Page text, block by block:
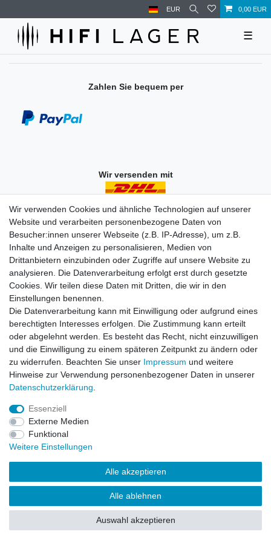
EUR 0,00 EUR
☰
Zahlen Sie bequem per
Wir versenden mit
Einkaufen
Zahlungsarten
Versandarten & -kosten
Widerrufsrecht
Warenkorb
Zur Kasse
Vertrag widerrufen
Mein Konto
Registrieren
Login
Unternehmen
Datenschutzerklärung
AGB
Wir verwenden Cookies und ähnliche Technologien auf unserer
Website und verarbeiten personenbezogene Daten von
Besucher:innen unserer Webseite (z.B. IP-Adresse), um z.B.
Inhalte und Anzeigen zu personalisieren, Medien von
Drittanbietern einzubinden oder Zugriffe auf unsere Website zu
analysieren. Die Datenverarbeitung erfolgt erst durch gesetzte
Cookies. Wir teilen diese Daten mit Dritten, die wir in den
Einstellungen benennen.
Die Datenverarbeitung kann mit Einwilligung oder aufgrund eines
berechtigten Interesses erfolgen. Die Zustimmung kann erteilt
oder abgelehnt werden. Es besteht das Recht, nicht einzuwilligen
und die Einwilligung zu einem späteren Zeitpunkt zu ändern oder
zu widerrufen. Beachten Sie unser Impressum und weitere
Hinweise zur Verwendung personenbezogener Daten in unserer
Daten­schutz­erklärung
Essenziell
Externe Medien
Funktional
Weitere Einstellungen
Alle akzeptieren
Alle ablehnen
Auswahl akzeptieren